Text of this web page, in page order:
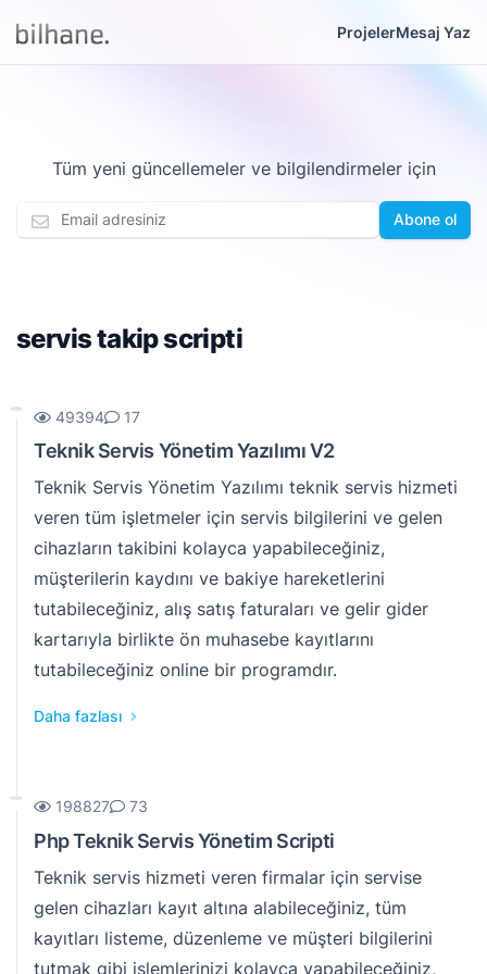
ProjelerMesaj Yaz
Tüm yeni güncellemeler ve bilgilendirmeler için
Abone ol
servis takip scripti
49394 17
Teknik Servis Yönetim Yazılımı V2
Teknik Servis Yönetim Yazılımı teknik servis hizmeti
veren tüm işletmeler için servis bilgilerini ve gelen
cihazların takibini kolayca yapabileceğiniz,
müşterilerin kaydını ve bakiye hareketlerini
tutabileceğiniz, alış satış faturaları ve gelir gider
kartarıyla birlikte ön muhasebe kayıtlarını
tutabileceğiniz online bir programdır.
Daha fazlası
198827 73
Php Teknik Servis Yönetim Scripti
Teknik servis hizmeti veren firmalar için servise
gelen cihazları kayıt altına alabileceğiniz, tüm
kayıtları listeme, düzenleme ve müşteri bilgilerini
tutmak gibi işlemlerinizi kolayca yapabileceğiniz,